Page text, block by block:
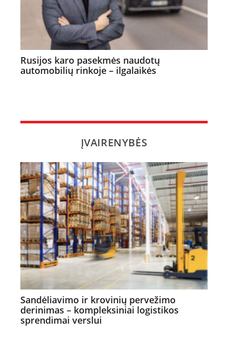
Rusijos karo pasekmės naudotų
automobilių rinkoje – ilgalaikės
ĮVAIRENYBĖS
Sandėliavimo ir krovinių pervežimo
derinimas – kompleksiniai logistikos
sprendimai verslui